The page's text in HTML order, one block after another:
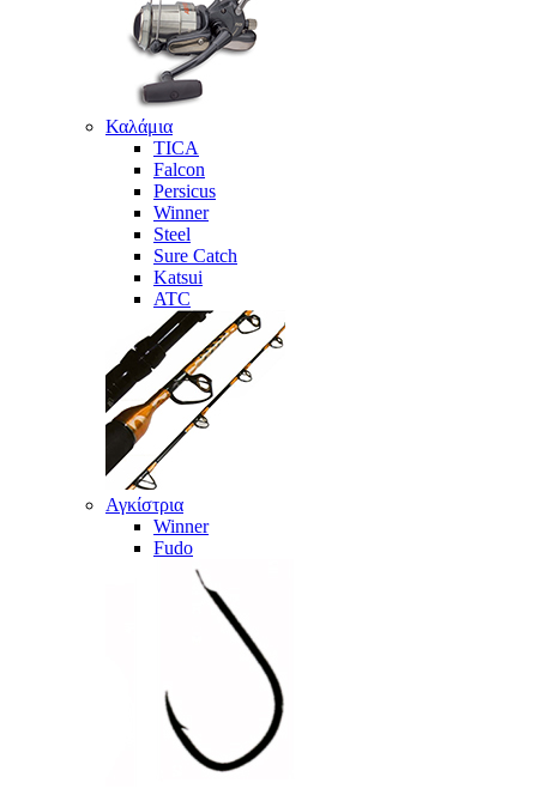
Καλάμια
TICA
Falcon
Persicus
Winner
Steel
Sure Catch
Katsui
ATC
Αγκίστρια
Winner
Fudo